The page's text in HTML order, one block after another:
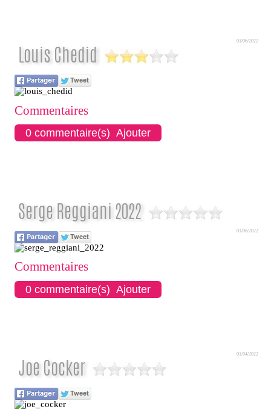
Louis Chedid
01/06/2022
Commentaires
0 commentaire(s) Ajouter
Serge Reggiani 2022
01/06/2022
Commentaires
0 commentaire(s) Ajouter
Joe Cocker
01/04/2022